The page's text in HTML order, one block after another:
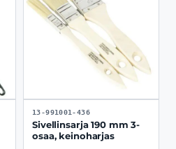
13-991001-436
Sivellinsarja 190 mm 3-
osaa, keinoharjas